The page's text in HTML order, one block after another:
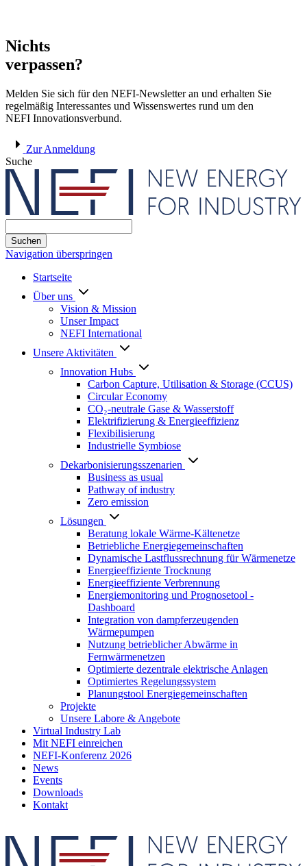
Nichts
verpassen?
Melden Sie sich für den NEFI-Newsletter an und erhalten Sie
regelmäßig Interessantes und Wissenswertes rund um den
NEFI Innovationsverbund.
Zur Anmeldung
Suche
Suchen
Navigation überspringen
Startseite
Über uns
Vision & Mission
Unser Impact
NEFI International
Unsere Aktivitäten
Innovation Hubs
Carbon Capture, Utilisation & Storage (CCUS)
Circular Economy
CO₂-neutrale Gase & Wasserstoff
Elektrifizierung & Energieeffizienz
Flexibilisierung
Industrielle Symbiose
Dekarbonisierungs­szenarien
Business as usual
Pathway of industry
Zero emission
Lösungen
Beratung lokale Wärme-Kältenetze
Betriebliche Energiegemeinschaften
Dynamische Lastflussrechnung für Wärmenetze
Energieeffiziente Trocknung
Energieeffiziente Verbrennung
Energiemonitoring und Prognosetool -
Dashboard
Integration von dampferzeugenden
Wärmepumpen
Nutzung betrieblicher Abwärme in
Fernwärmenetzen
Optimierte dezentrale elektrische Anlagen
Optimiertes Regelungssystem
Planungstool Energiegemeinschaften
Projekte
Unsere Labore & Angebote
Virtual Industry Lab
Mit NEFI einreichen
NEFI-Konferenz 2026
News
Events
Downloads
Kontakt